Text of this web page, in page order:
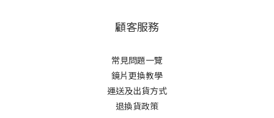
顧客服務
常見問題一覽
鏡片更換教學​
運送及出貨方式
退換貨政策